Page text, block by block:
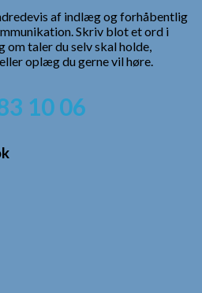
af indlæg og forhåbentlig
Skriv blot et ord i
taler du selv skal holde,
oplæg du gerne vil høre.
10 06